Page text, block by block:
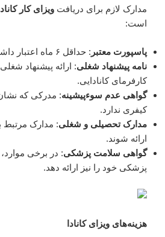
مدارک لازم برای دریافت ویزای کار کانادا
است:
پاسپورت معتبر : حداقل ۶ ماه اعتبار داشته باشد.
نامه پیشنهاد شغلی: ارائه پیشنهاد
کارفرمای کانادایی.
گواهی عدم سوءپیشینه: مدرکی که
کیفری ندارد.
مدارک تحصیلی و شغلی: مدارک مرتبط
ارائه شوند.
گواهی سلامت پزشکی: در برخی
پزشکی خود را نیز ارائه دهد.
هزینه‌های ویزای کانادا